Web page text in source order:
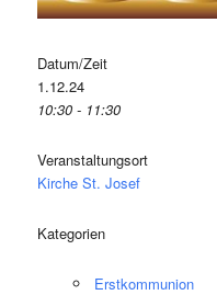
Datum/Zeit
1.12.24
10:30 - 11:30
Veranstaltungsort
Kirche St. Josef
Kategorien
Erstkommunion